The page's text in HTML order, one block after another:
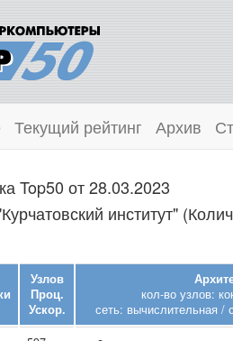
Текущий рейтинг Архив
Top50 от 28.03.2023
институт"
Узлов
Проц.
Ускор.
кол-во узлов:
сеть: вычислительная /